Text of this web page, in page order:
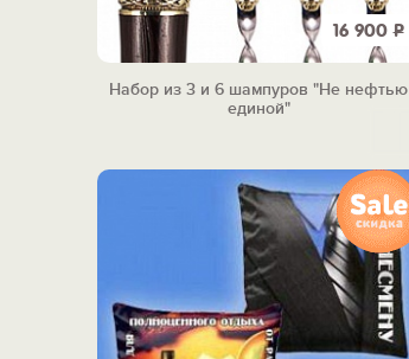
16 900Р
Набор из 3 и 6 шампуров "Не нефтью
единой"